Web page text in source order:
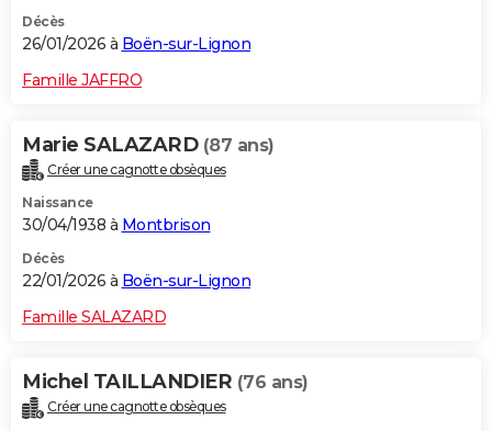
Décès
26/01/2026 à Boën-sur-Lignon
Famille JAFFRO
Marie SALAZARD (87 ans)
Créer une cagnotte obsèques
Naissance
30/04/1938 à Montbrison
Décès
22/01/2026 à Boën-sur-Lignon
Famille SALAZARD
Michel TAILLANDIER (76 ans)
Créer une cagnotte obsèques